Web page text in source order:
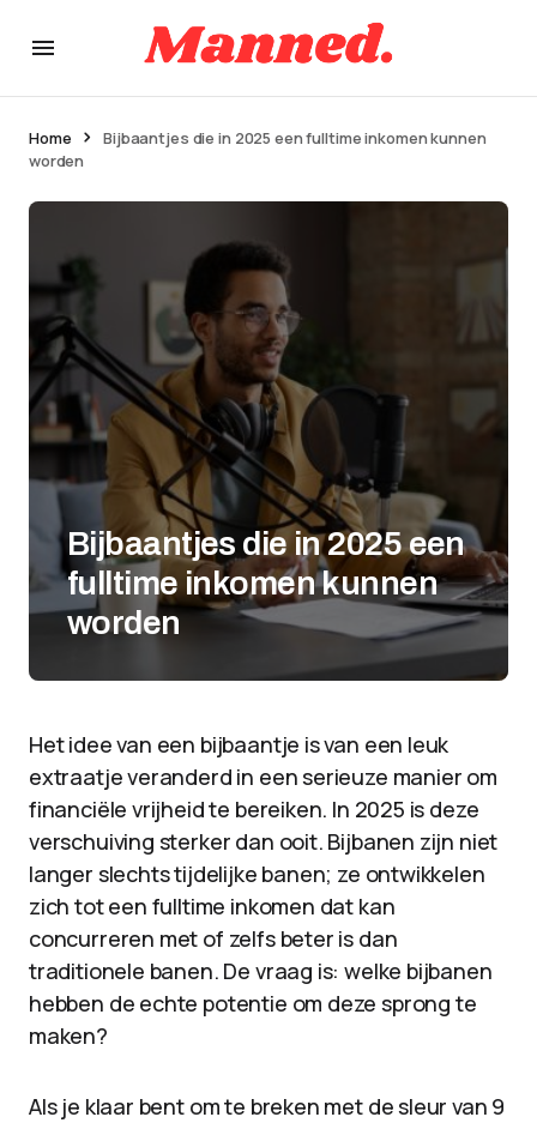
Home
Bijbaantjes die in 2025 een fulltime inkomen kunnen
worden
Bijbaantjes die in 2025 een
fulltime inkomen kunnen
worden
Het idee van een bijbaantje is van een leuk
extraatje veranderd in een serieuze manier om
financiële vrijheid te bereiken. In 2025 is deze
verschuiving sterker dan ooit. Bijbanen zijn niet
langer slechts tijdelijke banen; ze ontwikkelen
zich tot een fulltime inkomen dat kan
concurreren met of zelfs beter is dan
traditionele banen. De vraag is: welke bijbanen
hebben de echte potentie om deze sprong te
maken?
Als je klaar bent om te breken met de sleur van 9